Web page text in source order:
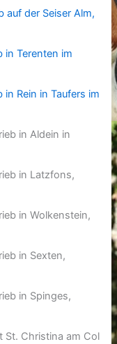
auf der Seiser Alm,
in Terenten im
Rein in Taufers im
in Aldein in
in Latzfons,
in Wolkenstein,
in Sexten,
in Spinges,
St. Christina am Col